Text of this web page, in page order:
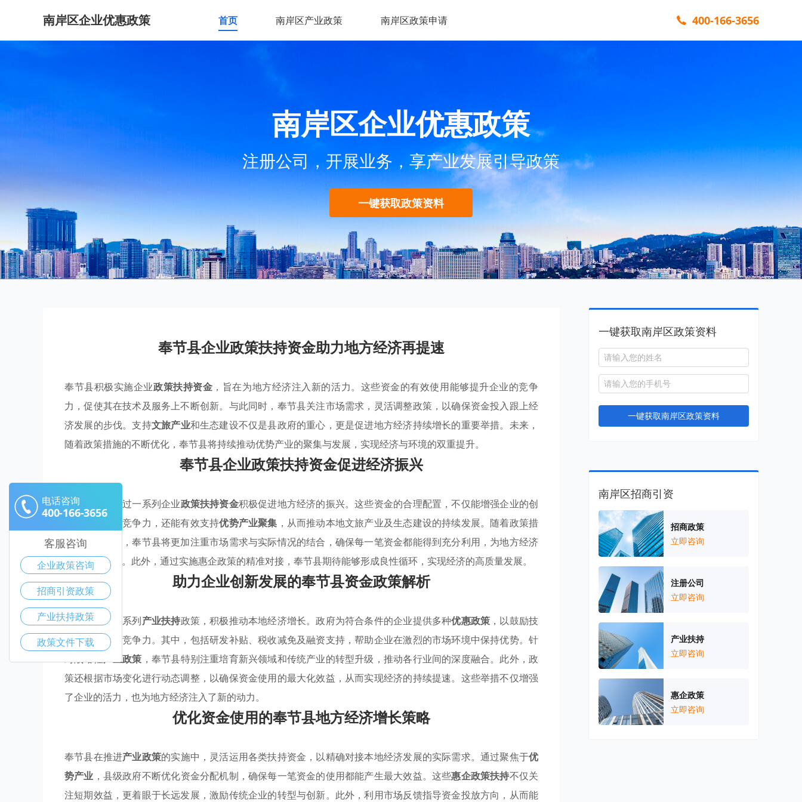
南岸区企业优惠政策 首页 南岸区产业政策 南岸区政策申请 400-166-3656
南岸区企业优惠政策
注册公司，开展业务，享产业发展引导政策
一键获取政策资料
奉节县企业政策扶持资金助力地方经济再提速
奉节县积极实施企业政策扶持资金 ，旨在为地方经济注入新的活力。这些资金的有效使用能够提升企业的竞争
力，促使其在技术及服务上不断创新。与此同时，奉节县关注市场需求，灵活调整政策，以确保资金投入跟上经
济发展的步伐。支持文旅产业和生态建设不仅是县政府的重心，更是促进地方经济持续增长的重要举措。未来，
随着政策措施的不断优化，奉节县将持续推动优势产业的聚集与发展，实现经济与环境的双重提升。
奉节县企业政策扶持资金促进经济振兴
奉节县正在通过一系列企业政策扶持资金积极促进地方经济的振兴。这些资金的合理配置，不仅能增强企业的创
新能力和市场竞争力，还能有效支持优势产业聚集 ，从而推动本地文旅产业及生态建设的持续发展。随着政策措
施的不断优化，奉节县将更加注重市场需求与实际情况的结合，确保每一笔资金都能得到充分利用，为地方经济
注入新的活力。此外，通过实施惠企政策的精准对接，奉节县期待能够形成良性循环，实现经济的高质量发展。
助力企业创新发展的奉节县资金政策解析
奉节县通过一系列产业扶持政策，积极推动本地经济增长。政府为符合条件的企业提供多种优惠政策 ，以鼓励技
术创新和提升竞争力。其中，包括研发补贴、税收减免及融资支持，帮助企业在激烈的市场环境中保持优势。针
对战略性产业政策 ，奉节县特别注重培育新兴领域和传统产业的转型升级，推动各行业间的深度融合。此外，政
策还根据市场变化进行动态调整，以确保资金使用的最大化效益，从而实现经济的持续提速。这些举措不仅增强
了企业的活力，也为地方经济注入了新的动力。
优化资金使用的奉节县地方经济增长策略
奉节县在推进产业政策的实施中，灵活运用各类扶持资金，以精确对接本地经济发展的实际需求。通过聚焦于优
势产业 ，县级政府不断优化资金分配机制，确保每一笔资金的使用都能产生最大效益。这些惠企政策扶持不仅关
注短期效益，更着眼于长远发展，激励传统企业的转型与创新。此外，利用市场反馈指导资金投放方向，从而能
一键获取南岸区政策资料
一键获取南岸区政策资料
南岸区招商引资
招商政策
立即咨询
注册公司
立即咨询
产业扶持
立即咨询
惠企政策
立即咨询
电话咨询
400-166-3656
客服咨询
企业政策咨询
招商引资政策
产业扶持政策
政策文件下载